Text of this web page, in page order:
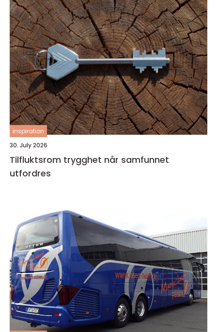
inspiration
30. July 2026
Tilfluktsrom trygghet når samfunnet
utfordres